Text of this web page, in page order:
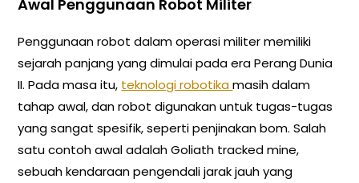
Awal Penggunaan Robot Militer
Penggunaan robot dalam operasi militer memiliki
sejarah panjang yang dimulai pada era Perang Dunia
II. Pada masa itu, teknologi robotikamasih dalam
tahap awal, dan robot digunakan untuk tugas-tugas
yang sangat spesifik, seperti penjinakan bom. Salah
satu contoh awal adalah Goliath tracked mine,
sebuah kendaraan pengendali jarak jauh yang